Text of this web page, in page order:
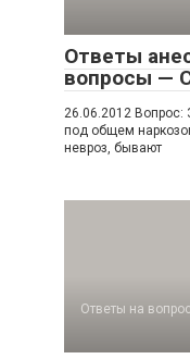
Ответы
вопросы —
26.06.2012 Вопрос:
под общем
невроз, бывают
Ответы на